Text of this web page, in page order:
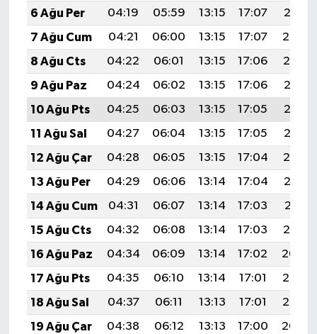
6 Ağu Per
04:19 05:59 13:15 17:07
20:21
7 Ağu Cum
04:21 06:00 13:15 17:07
20:20
8 Ağu Cts
04:22 06:01 13:15 17:06
20:19
9 Ağu Paz
04:24 06:02 13:15 17:06
20:18
10 Ağu Pts
04:25 06:03 13:15 17:05
20:17
11 Ağu Sal
04:27 06:04 13:15 17:05
20:15
12 Ağu Çar
04:28 06:05 13:15 17:04
20:14
13 Ağu Per
04:29 06:06 13:14 17:04
20:13
14 Ağu Cum
04:31 06:07 13:14 17:03
20:11
15 Ağu Cts
04:32 06:08 13:14 17:03
20:10
16 Ağu Paz
04:34 06:09 13:14 17:02
20:09
17 Ağu Pts
04:35 06:10 13:14 17:01
20:07
18 Ağu Sal
04:37 06:11 13:13 17:01
20:06
19 Ağu Çar
04:38 06:12 13:13 17:00
20:04